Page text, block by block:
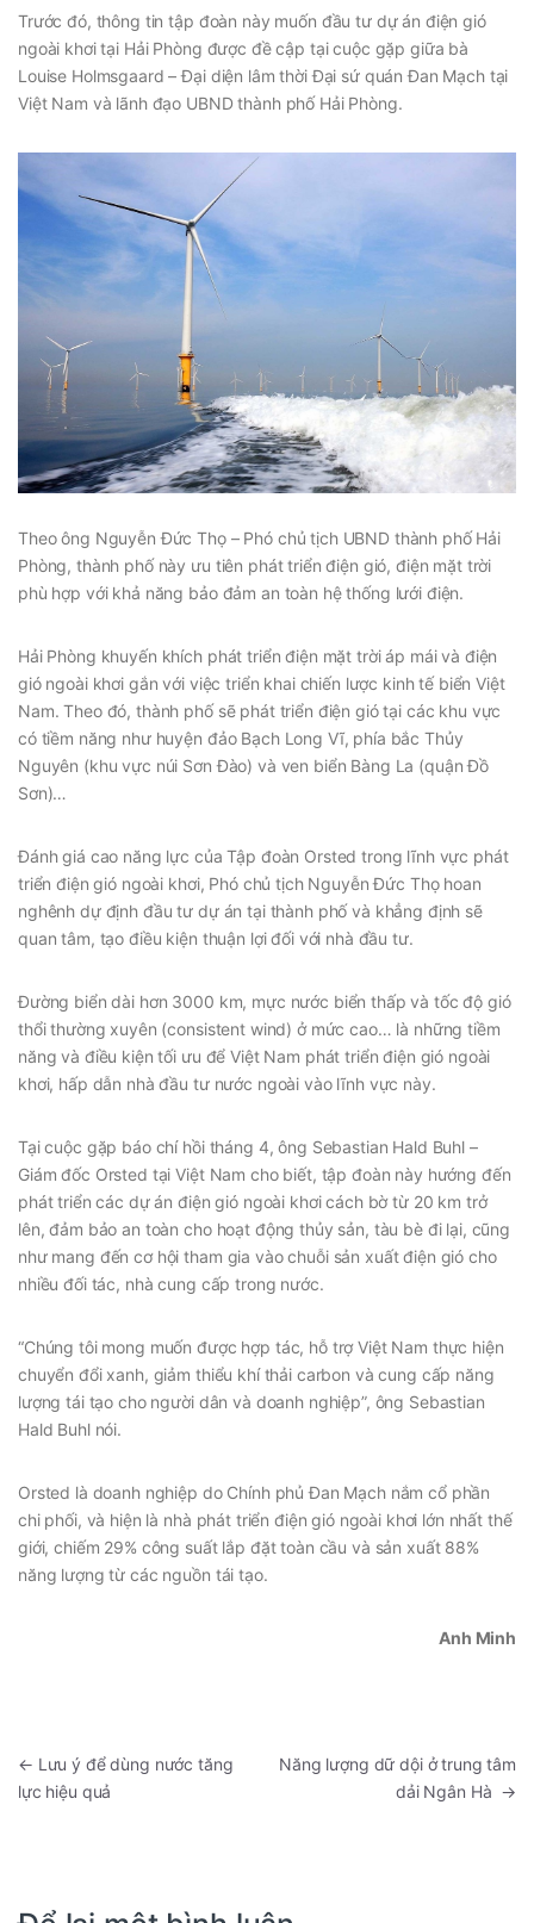
Trước đó, thông tin tập đoàn này muốn đầu tư dự án điện gió
ngoài khơi tại Hải Phòng được đề cập tại cuộc gặp giữa bà
Louise Holmsgaard – Đại diện lâm thời Đại sứ quán Đan Mạch tại
Việt Nam và lãnh đạo UBND thành phố Hải Phòng.
Theo ông Nguyễn Đức Thọ – Phó chủ tịch UBND thành phố Hải
Phòng, thành phố này ưu tiên phát triển điện gió, điện mặt trời
phù hợp với khả năng bảo đảm an toàn hệ thống lưới điện.
Hải Phòng khuyến khích phát triển điện mặt trời áp mái và điện
gió ngoài khơi gắn với việc triển khai chiến lược kinh tế biển Việt
Nam. Theo đó, thành phố sẽ phát triển điện gió tại các khu vực
có tiềm năng như huyện đảo Bạch Long Vĩ, phía bắc Thủy
Nguyên (khu vực núi Sơn Đào) và ven biển Bàng La (quận Đồ
Sơn)…
Đánh giá cao năng lực của Tập đoàn Orsted trong lĩnh vực phát
triển điện gió ngoài khơi, Phó chủ tịch Nguyễn Đức Thọ hoan
nghênh dự định đầu tư dự án tại thành phố và khẳng định sẽ
quan tâm, tạo điều kiện thuận lợi đối với nhà đầu tư.
Đường biển dài hơn 3000 km, mực nước biển thấp và tốc độ gió
thổi thường xuyên (consistent wind) ở mức cao… là những tiềm
năng và điều kiện tối ưu để Việt Nam phát triển điện gió ngoài
khơi, hấp dẫn nhà đầu tư nước ngoài vào lĩnh vực này.
Tại cuộc gặp báo chí hồi tháng 4, ông Sebastian Hald Buhl –
Giám đốc Orsted tại Việt Nam cho biết, tập đoàn này hướng đến
phát triển các dự án điện gió ngoài khơi cách bờ từ 20 km trở
lên, đảm bảo an toàn cho hoạt động thủy sản, tàu bè đi lại, cũng
như mang đến cơ hội tham gia vào chuỗi sản xuất điện gió cho
nhiều đối tác, nhà cung cấp trong nước.
“Chúng tôi mong muốn được hợp tác, hỗ trợ Việt Nam thực hiện
chuyển đổi xanh, giảm thiểu khí thải carbon và cung cấp năng
lượng tái tạo cho người dân và doanh nghiệp”, ông Sebastian
Hald Buhl nói.
Orsted là doanh nghiệp do Chính phủ Đan Mạch nắm cổ phần
chi phối, và hiện là nhà phát triển điện gió ngoài khơi lớn nhất thế
giới, chiếm 29% công suất lắp đặt toàn cầu và sản xuất 88%
năng lượng từ các nguồn tái tạo.
Anh Minh
← Lưu ý để dùng nước tăng
lực hiệu quả
Năng lượng dữ dội ở trung tâm
dải Ngân Hà →